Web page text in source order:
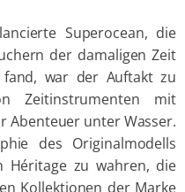
Superocean, die
der damaligen Zeit
war der Auftakt zu
Zeitinstrumenten mit
Abenteuer unter Wasser.
des Originalmodells
Héritage zu wahren, die
Kollektionen der Marke